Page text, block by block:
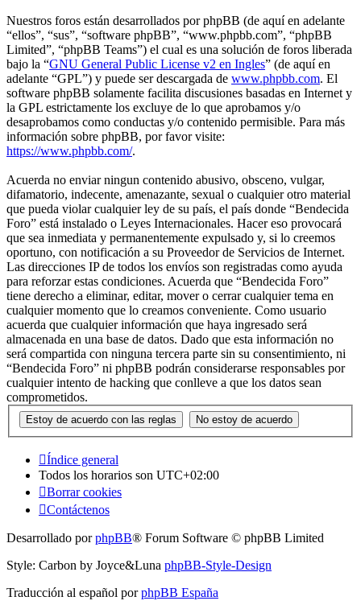
Nuestros foros están desarrollados por phpBB (de aquí en adelante
“ellos”, “sus”, “software phpBB”, “www.phpbb.com”, “phpBB
Limited”, “phpBB Teams”) el cual es una solución de foros liberada
bajo la “GNU General Public License v2 en Ingles” (de aquí en
adelante “GPL”) y puede ser descargada de www.phpbb.com. El
software phpBB solamente facilita discusiones basadas en Internet y
la GPL estrictamente los excluye de lo que aprobamos y/o
desaprobamos como conductas y/o contenido permisible. Para más
información sobre phpBB, por favor visite:
https://www.phpbb.com/.
Acuerda no enviar ningun contenido abusivo, obsceno, vulgar,
difamatorio, indecente, amenazante, sexual o cualquier otro material
que pueda violar cualquier ley de su país, el país donde “Bendecida
Foro” está instalado o Leyes Internacionales. Hacer eso provocará
que sea inmediata y permanentemente expulsado y, si lo creemos
oportuno, con notificación a su Proveedor de Servicios de Internet.
Las direcciones IP de todos los envíos son registradas como ayuda
para reforzar estas condiciones. Acuerda que “Bendecida Foro”
tiene derecho a eliminar, editar, mover o cerrar cualquier tema en
cualquier momento que lo creamos conveniente. Como usuario
acuerda que cualquier información que haya ingresado será
almacenada en una base de datos. Dado que esta información no
será compartida con ninguna tercera parte sin su consentimiento, ni
“Bendecida Foro” ni phpBB podrán considerarse responsables por
cualquier intento de hacking que conlleve a que los datos sean
comprometidos.
Índice general
Todos los horarios son UTC+02:00
Borrar cookies
Contáctenos
Desarrollado porphpBB® Forum Software © phpBB Limited
Style: Carbon by Joyce&Luna phpBB-Style-Design
Traducción al español porphpBB España